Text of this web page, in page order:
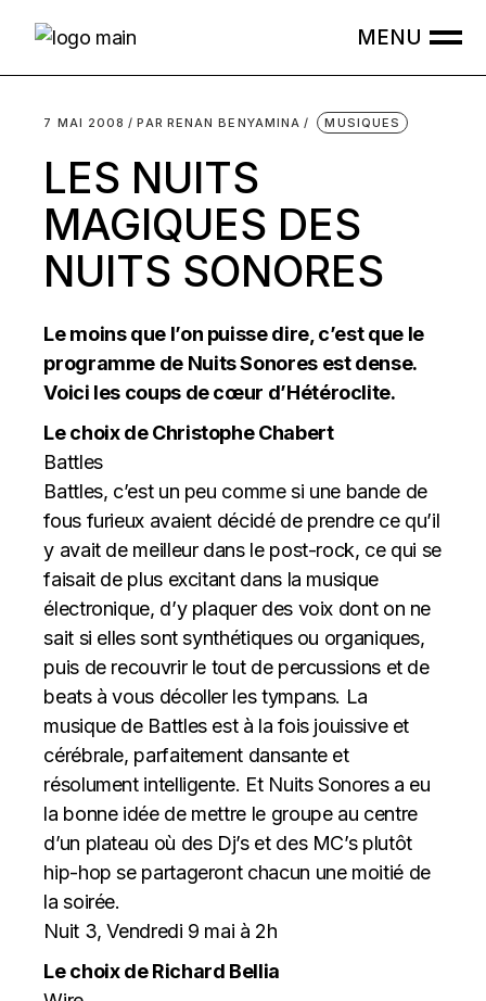
7 MAI 2008 PAR RENAN BENYAMINA MUSIQUES
LES NUITS
MAGIQUES DES
NUITS SONORES
Le moins que l’on puisse dire, c’est que le
programme de Nuits Sonores est dense.
Voici les coups de cœur d’Hétéroclite.
Le choix de Christophe Chabert
Battles
Battles, c’est un peu comme si une bande de
fous furieux avaient décidé de prendre ce qu’il
y avait de meilleur dans le post-rock, ce qui se
faisait de plus excitant dans la musique
électronique, d’y plaquer des voix dont on ne
sait si elles sont synthétiques ou organiques,
puis de recouvrir le tout de percussions et de
beats à vous décoller les tympans. La
musique de Battles est à la fois jouissive et
cérébrale, parfaitement dansante et
résolument intelligente. Et Nuits Sonores a eu
la bonne idée de mettre le groupe au centre
d’un plateau où des Dj’s et des MC’s plutôt
hip-hop se partageront chacun une moitié de
la soirée.
Nuit 3, Vendredi 9 mai à 2h
Le choix de Richard Bellia